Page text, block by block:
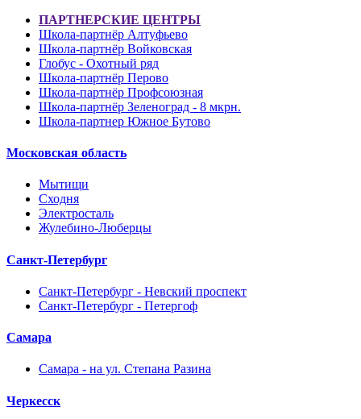
ПАРТНЕРСКИЕ ЦЕНТРЫ
Школа-партнёр Алтуфьево
Школа-партнёр Войковская
Глобус - Охотный ряд
Школа-партнёр Перово
Школа-партнёр Профсоюзная
Школа-партнёр Зеленоград - 8 мкрн.
Школа-партнер Южное Бутово
Московская область
Мытищи
Сходня
Электросталь
Жулебино-Люберцы
Санкт-Петербург
Санкт-Петербург - Невский проспект
Санкт-Петербург - Петергоф
Самара
Самара - на ул. Степана Разина
Черкесск